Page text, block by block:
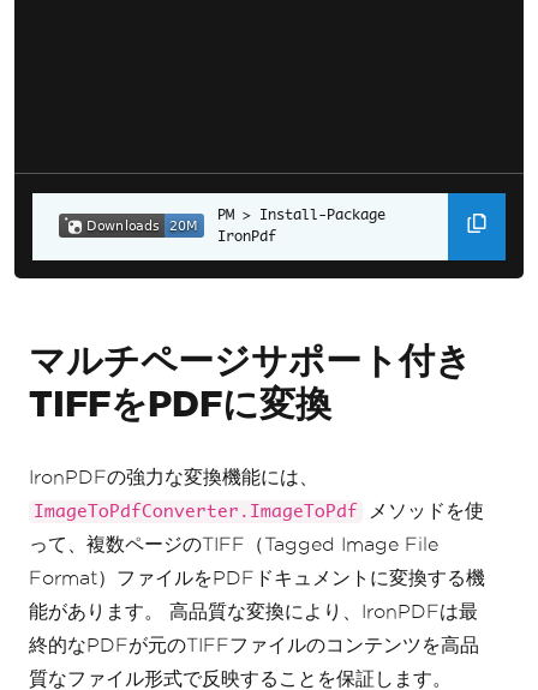
Install-Package
IronPdf
マルチページサポート付き
TIFFをPDFに変換
IronPDFの強力な変換機能には、
ImageToPdfConverter.ImageToPdf
メソッドを使
って、複数ページのTIFF（Tagged Image File
Format）ファイルをPDFドキュメントに変換する機
能があります。 高品質な変換により、IronPDFは最
終的なPDFが元のTIFFファイルのコンテンツを高品
質なファイル形式で反映することを保証します。